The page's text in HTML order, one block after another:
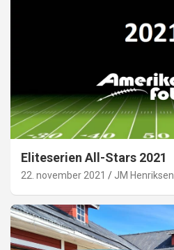
Eliteserien All-Stars 2021
22. november 2021 JM Henriksen